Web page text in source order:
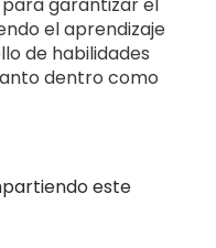
garantizar el
el aprendizaje
de habilidades
dentro como
este